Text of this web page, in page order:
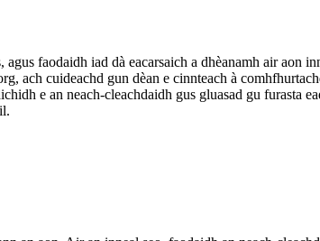
faodaidh iad dà eacarsaich a dhèanamh air aon
ach cuideachd gun dèan e cinnteach à
e an neach-cleachdaidh gus gluasad gu furasta